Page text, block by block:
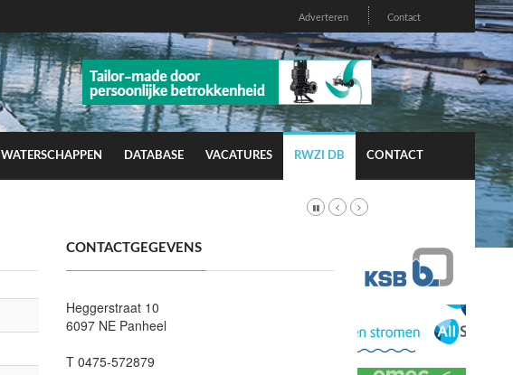
Adverteren Contact
WATERSCHAPPEN DATABASE VACATURES RWZI DB CONTACT
CONTACTGEGEVENS
Heggerstraat 10
6097 NE Panheel
T 0475-572879